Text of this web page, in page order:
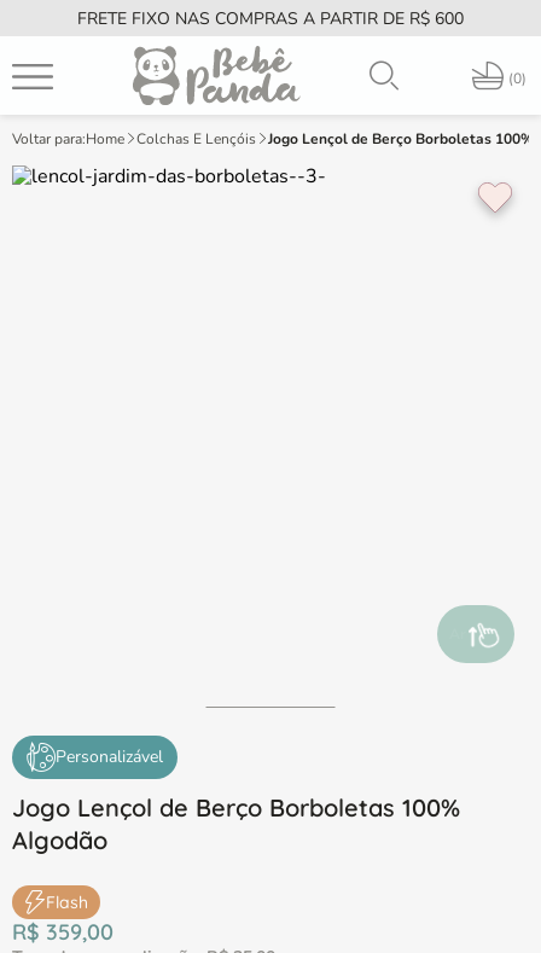
FRETE FIXO NAS COMPRAS A PARTIR DE R$ 600
0
Home Colchas E Lençóis Jogo Lençol de Berço Borboletas 100%
Arraste
Personalizável
Jogo Lençol de Berço Borboletas 100%
Algodão
Flash
R$ 359,00
PT